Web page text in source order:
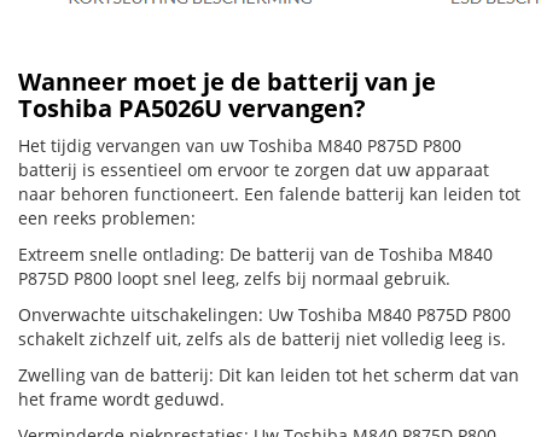
Wanneer moet je de batterij van je
Toshiba PA5026U vervangen?
Het tijdig vervangen van uw Toshiba M840 P875D P800
batterij is essentieel om ervoor te zorgen dat uw apparaat
naar behoren functioneert. Een falende batterij kan leiden tot
een reeks problemen:
Extreem snelle ontlading: De batterij van de Toshiba M840
P875D P800 loopt snel leeg, zelfs bij normaal gebruik.
Onverwachte uitschakelingen: Uw Toshiba M840 P875D P800
schakelt zichzelf uit, zelfs als de batterij niet volledig leeg is.
Zwelling van de batterij: Dit kan leiden tot het scherm dat van
het frame wordt geduwd.